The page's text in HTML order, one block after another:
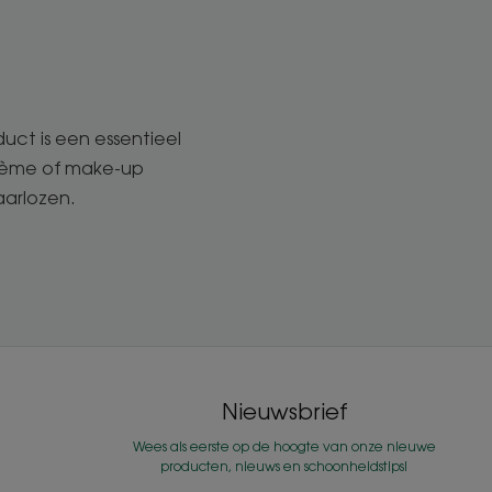
is een essentieel
of make-up
Nieuwsbrief
Wees als eerste op de hoogte van onze nieuwe
producten, nieuws en schoonheidstips!